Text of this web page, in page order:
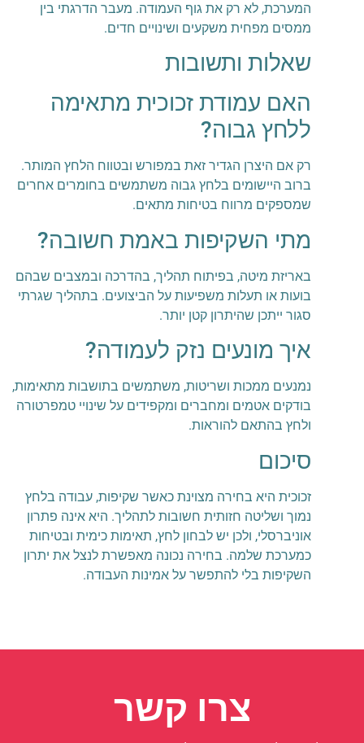
המערכת, לא רק את גוף העמודה. מעבר הדרגתי בין
ממסים מפחית משקעים ושינויים חדים.
שאלות ותשובות
האם עמודת זכוכית מתאימה
ללחץ גבוה?
רק אם היצרן הגדיר זאת במפורש ובטווח הלחץ המותר.
ברוב היישומים בלחץ גבוה משתמשים בחומרים אחרים
שמספקים מרווח בטיחות מתאים.
מתי השקיפות באמת חשובה?
באריזת מיטה, בפיתוח תהליך, בהדרכה ובמצבים שבהם
בועות או תעלות משפיעות על הביצועים. בתהליך שגרתי
סגור ייתכן שהיתרון קטן יותר.
איך מונעים נזק לעמודה?
נמנעים ממכות ושריטות, משתמשים בתושבות מתאימות,
בודקים אטמים ומחברים ומקפידים על שינויי טמפרטורה
ולחץ בהתאם להוראות.
סיכום
זכוכית היא בחירה מצוינת כאשר שקיפות, עבודה בלחץ
נמוך ושליטה חזותית חשובות לתהליך. היא אינה פתרון
אוניברסלי, ולכן יש לבחון לחץ, תאימות כימית ובטיחות
כמערכת שלמה. בחירה נכונה מאפשרת לנצל את יתרון
השקיפות בלי להתפשר על אמינות העבודה.
צרו קשר